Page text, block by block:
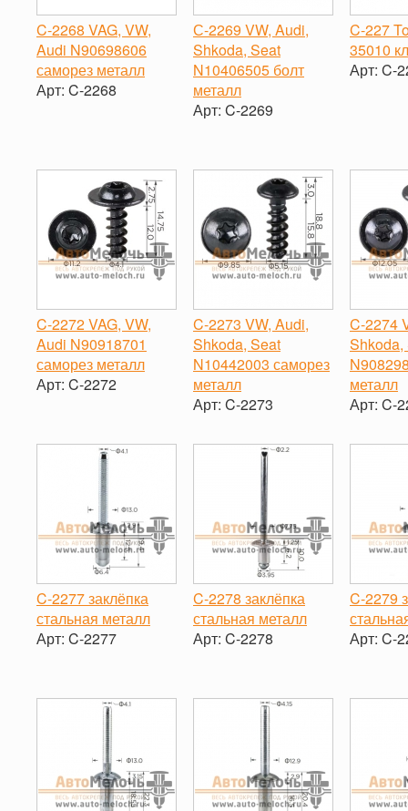
C-2268 VAG, VW,
Audi N90698606
саморез металл
Арт: C-2268
С-2269 VW, Audi,
Shkoda, Seat
N10406505 болт
металл
Арт: C-2269
C-227
35010
Арт: C-
C-2272 VAG, VW,
Audi N90918701
саморез металл
Арт: C-2272
C-2273 VW, Audi,
Shkoda, Seat
N10442003 саморез
металл
Арт: C-2273
-
+
C-2274
Shkoda,
металл
Арт: C-
-
C-2277 заклёпка
стальная металл
Арт: C-2277
C-2278 заклёпка
стальная металл
Арт: C-2278
C-2279
Арт: C-